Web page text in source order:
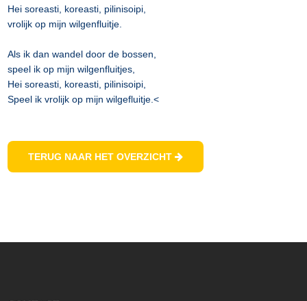
Hei soreasti, koreasti, pilinisoipi,
vrolijk op mijn wilgenfluitje.
Als ik dan wandel door de bossen,
speel ik op mijn wilgenfluitjes,
Hei soreasti, koreasti, pilinisoipi,
Speel ik vrolijk op mijn wilgefluitje.<
TERUG NAAR HET OVERZICHT